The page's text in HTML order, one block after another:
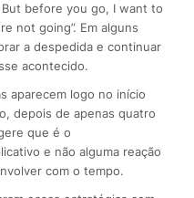
But before you go, I want to
not going”. Em alguns
a despedida e continuar
acontecido.
aparecem logo no início
depois de apenas quatro
que é o
e não alguma reação
com o tempo.